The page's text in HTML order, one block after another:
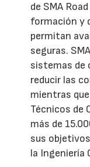
de SMA
formación y
permitan
seguras.
sistemas de
reducir las
mientras
Técnicos de
más de
sus
la Ingeniería